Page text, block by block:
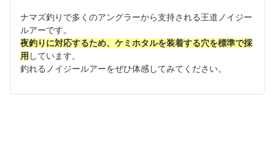
ナマズ釣りで多くのアングラーから支持される王道ノイジー
ルアーです。
夜釣りに対応するため、ケミホタルを装着する穴を標準で採
用 しています。
釣れるノイジールアーをぜひ体感してみてください。